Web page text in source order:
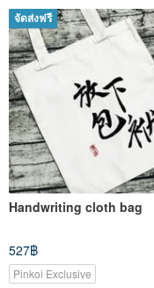
จัดส่งฟรี
Handwriting cloth bag
527฿
Pinkoi Exclusive